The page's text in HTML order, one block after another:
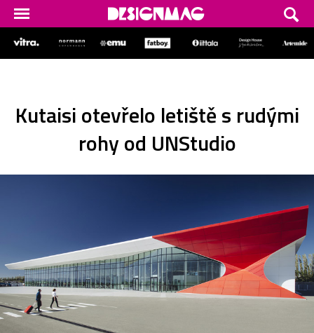
Kutaisi otevřelo letiště s rudými
rohy od UNStudio